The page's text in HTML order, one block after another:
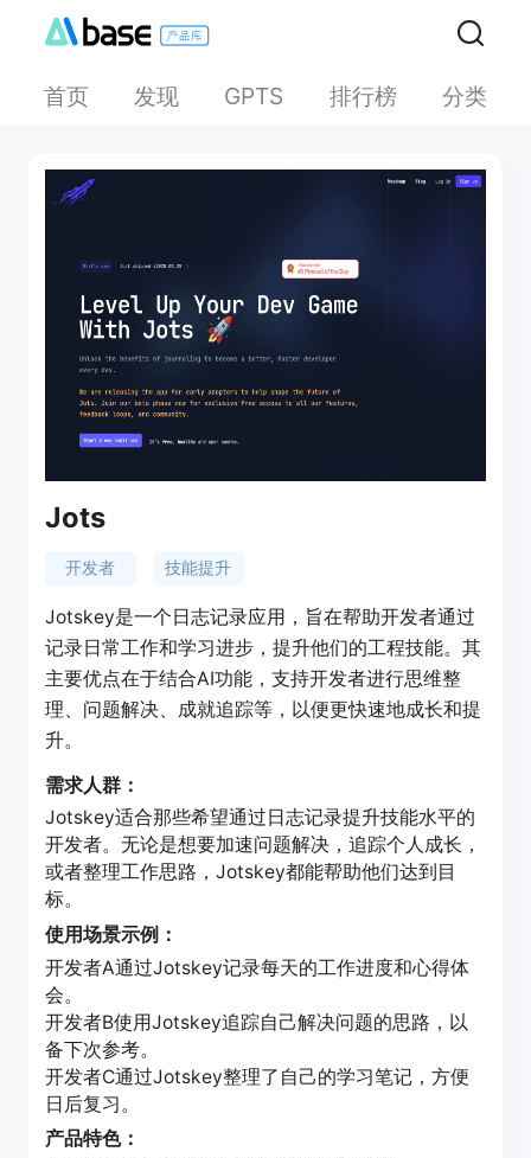
首页 发现 GPTS 排行榜 分类
Jots
开发者 技能提升
Jotskey是一个日志记录应用，旨在帮助开发者通过
记录日常工作和学习进步，提升他们的工程技能。其
主要优点在于结合AI功能，支持开发者进行思维整
理、问题解决、成就追踪等，以便更快速地成长和提
升。
需求人群：
Jotskey适合那些希望通过日志记录提升技能水平的
开发者。无论是想要加速问题解决，追踪个人成长，
或者整理工作思路，Jotskey都能帮助他们达到目
标。
使用场景示例：
开发者A通过Jotskey记录每天的工作进度和心得体
会。
开发者B使用Jotskey追踪自己解决问题的思路，以
备下次参考。
开发者C通过Jotskey整理了自己的学习笔记，方便
日后复习。
产品特色：